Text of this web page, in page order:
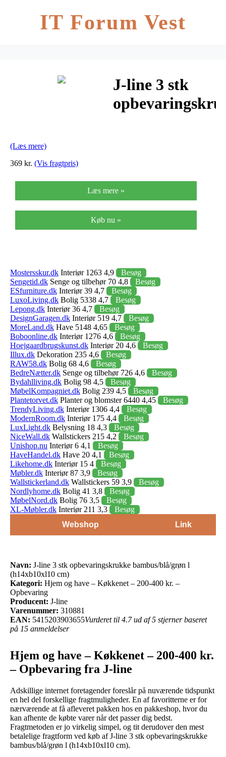
IT Forum Vest
J-line 3 stk
(Læs mere)
369 kr. (Vis fragtpris)
Læs mere »
Køb nu »
Mostersskur.dk Interiør 1263 4,9
Besøg
Sengetid.dk Senge og tilbehør 70 4,8
Besøg
ESfurniture.dk Interiør 39 4,7
Besøg
LuxoLiving.dk Bolig 5338 4,7
Besøg
Lepong.dk Interiør 36 4,7
Besøg
DesignGaragen.dk Interiør 519 4,7
Besøg
MoreLand.dk Have 5148 4,65
Besøg
Boboonline.dk Interiør 1276 4,6
Besøg
Hoejgaardbrugskunst.dk Interiør 20 4,6
Besøg
Illux.dk Dekoration 235 4,6
Besøg
RAW58.dk Bolig 68 4,6
Besøg
BedreNætter.dk Senge og tilbehør 726 4,6
Besøg
Bydahlliving.dk Bolig 98 4,5
Besøg
MøbelKompagniet.dk Bolig 239 4,5
Besøg
Plantetorvet.dk Planter og blomster 6440 4,45
Besøg
TrendyLiving.dk Interiør 1306 4,4
Besøg
ModernRoom.dk Interiør 175 4,4
Besøg
LuxLight.dk Belysning 18 4,3
Besøg
NiceWall.dk Wallstickers 215 4,2
Besøg
Unishop.nu Interiør 6 4,1
Besøg
HaveHandel.dk Have 20 4,1
Besøg
Likehome.dk Interiør 15 4
Besøg
Møbler.dk Interiør 87 3,9
Besøg
Wallstickerland.dk Wallstickers 59 3,9
Besøg
Nordlyhome.dk Bolig 41 3,8
Besøg
MøbelNord.dk Bolig 76 3,5
Besøg
XL-Møbler.dk Interiør 211 3,3
Besøg
Webshop
Link
Navn: J-line 3 stk opbevaringskrukke bambus/blå/grøn l
(h14xb10xl10 cm)
Kategori: Hjem og have – Køkkenet – 200-400 kr. –
Opbevaring
Producent: J-line
Varenummer: 310881
EAN: 5415203903655Vurderet til 4.7 ud af 5 stjerner baseret
på 15 anmeldelser
Hjem og have – Køkkenet – 200-400 kr.
– Opbevaring fra J-line
Adskillige internet foretagender foreslår på nuværende tidspunkt
en hel del forskellige fragtmuligheder. En af favoritterne er for
nærværende at få afleveret pakken hos en pakkeshop, hvor du
kan afhente de købte varer når det passer dig bedst.
Fragtmetoden er jo virkelig simpel, og tit derudover den mest
betalelige fragtform ved køb af J-line 3 stk opbevaringskrukke
bambus/blå/grøn l (h14xb10xl10 cm).